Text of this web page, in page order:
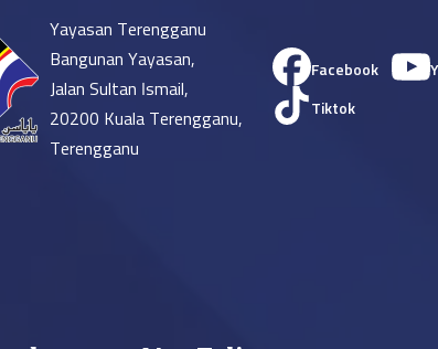
Yayasan Terengganu
Bangunan Yayasan,
Jalan Sultan Ismail,
20200 Kuala Terengganu,
Terengganu
Facebook
Tiktok